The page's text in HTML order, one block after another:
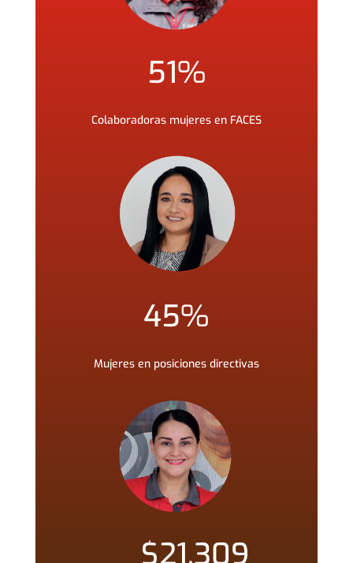
51%
Colaboradoras mujeres en FACES
45%
Mujeres en posiciones directivas
$21,309